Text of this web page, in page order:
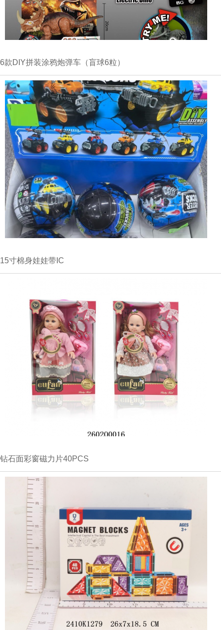
6款DIY拼装涂鸦炮弹车（盲球6粒）
15寸棉身娃娃带IC
钻石面彩窗磁力片40PCS